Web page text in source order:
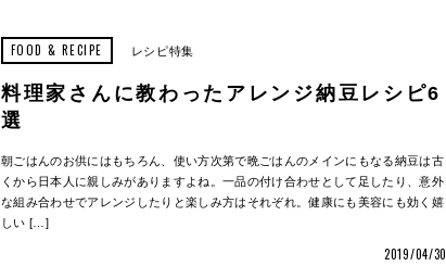
FOOD & RECIPE レシピ特集
料理家さんに教わったアレンジ納豆レシピ6
選
朝ごはんのお供にはもちろん、使い方次第で晩ごはんのメインにもなる納豆は古
くから日本人に親しみがありますよね。一品の付け合わせとして足したり、意外
な組み合わせでアレンジしたりと楽しみ方はそれぞれ。健康にも美容にも効く嬉
しい […]
2019/04/30